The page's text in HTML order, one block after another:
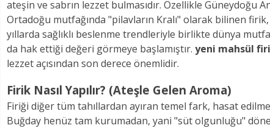
ateşin ve sabrın lezzet bulmasıdır. Özellikle Güneydoğu
Ortadoğu mutfağında "pilavların Kralı" olarak bilinen
yıllarda sağlıklı beslenme trendleriyle birlikte dünya
da hak ettiği değeri görmeye başlamıştır. yeni mahsül
lezzet açısından son derece önemlidir.
Firik Nasıl Yapılır? (Ateşle Gelen Aroma)
Firiği diğer tüm tahıllardan ayıran temel fark, hasat
Buğday henüz tam kurumadan, yani "süt olgunluğu"